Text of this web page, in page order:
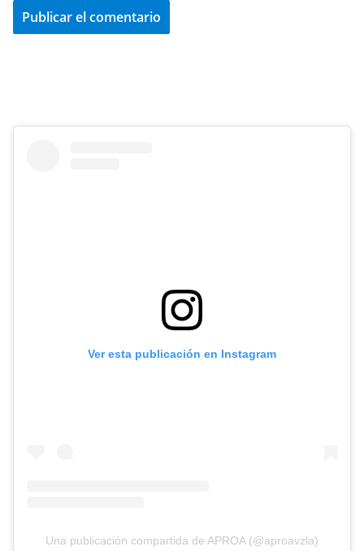
Ver esta publicación en Instagram
Una publicación compartida de APROA (@aproavzla)